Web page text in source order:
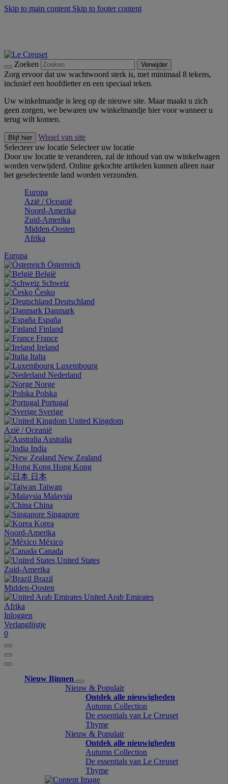
Skip to main content Skip to footer content
Zoeken Verwijder
Zorg ervoor dat uw wachtwoord sterk is, met minimaal 8 tekens,
inclusief een hoofdletter en een speciaal teken.
Uw winkelmandje is leeg op de nieuwe site. Maar maakt u zich
geen zorgen, we bewaren uw winkelmandje hier voor wanneer u
terug wilt komen.
Blijf hier
Wissel van site
Selecteer uw locatie Selecteer uw locatie
Door uw locatie te veranderen, zal de inhoud van uw winkelwagen
worden verwijderd. Online gekochte artikelen kunnen alleen naar
het geselecteerde land worden verzonden.
Europa
Aziё / Oceaniё
Noord-Amerika
Zuid-Amerika
Midden-Oosten
Afrika
Europa
Österreich
België
Schweiz
Česko
Deutschland
Danmark
España
Finland
France
Ireland
Italia
Luxembourg
Nederland
Norge
Polska
Portugal
Sverige
United Kingdom
Aziё / Oceaniё
Australia
India
New Zealand
Hong Kong
日本
Taiwan
Malaysia
China
Singapore
Korea
Noord-Amerika
México
Canada
United States
Zuid-Amerika
Brazil
Midden-Oosten
United Arab Emirates
Afrika
Inloggen
Verlanglijstje
0
Nieuw Binnen
Nieuw & Populair
Ontdek alle nieuwigheden
Autumn Collection
De essentials van Le Creuset
Thyme
Nieuw & Populair
Ontdek alle nieuwigheden
Autumn Collection
De essentials van Le Creuset
Thyme